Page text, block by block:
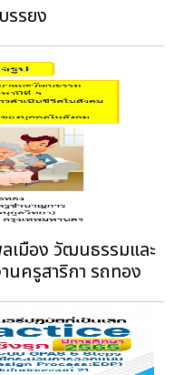
รรยง
เมือง วัฒนธรรมและ
นครูสาริกา รถทอง